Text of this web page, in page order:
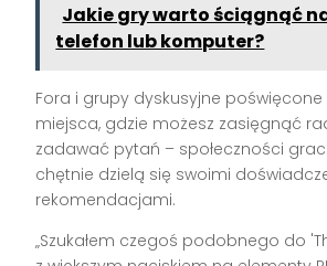
Jakie gry warto ściągnąć
telefon lub komputer?
Fora i grupy dyskusyjne
miejsca, gdzie możesz zasięgnąć
zadawać pytań – społeczności
chętnie dzielą się swoimi
rekomendacjami.
„Szukałem czegoś podobnego do